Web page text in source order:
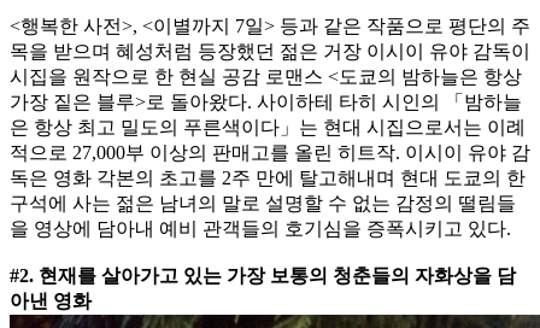
<행복한 사전>, <이별까지 7일> 등과 같은 작품으로 평단의 주
목을 받으며 혜성처럼 등장했던 젊은 거장 이시이 유야 감독이
시집을 원작으로 한 현실 공감 로맨스 <도쿄의 밤하늘은 항상
가장 짙은 블루>로 돌아왔다. 사이하테 타히 시인의 「밤하늘
은 항상 최고 밀도의 푸른색이다」는 현대 시집으로서는 이례
적으로 27,000부 이상의 판매고를 올린 히트작. 이시이 유야 감
독은 영화 각본의 초고를 2주 만에 탈고해내며 현대 도쿄의 한
구석에 사는 젊은 남녀의 말로 설명할 수 없는 감정의 떨림들
을 영상에 담아내 예비 관객들의 호기심을 증폭시키고 있다.
#2. 현재를 살아가고 있는 가장 보통의 청춘들의 자화상을 담
아낸 영화